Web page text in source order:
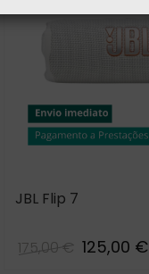
JBL Flip 7
175,00 € 125,00 €